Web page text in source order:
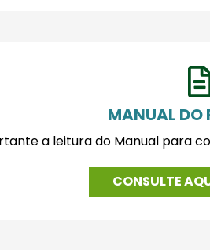
MANUAL DO
a leitura do Manual para
CONSULTE